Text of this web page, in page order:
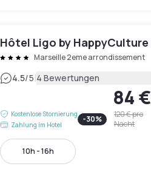
Hôtel Ligo by HappyCulture
Marseille 2eme arrondissement
4.5/5|4 Bewertungen
Kostenlose Stornierung
Zahlung im Hotel
84 €
-30% 120 €pro
Nacht
10h - 16h